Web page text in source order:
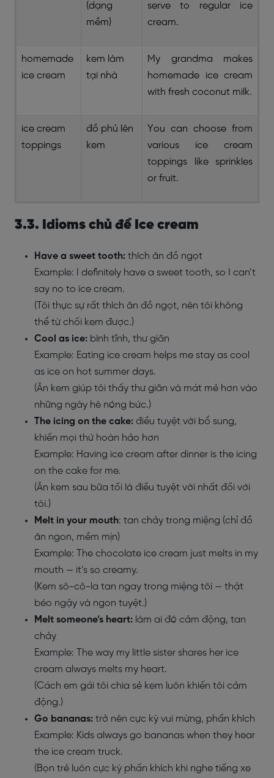
(dạng
mềm)
serve to regular ice
cream.
homemade
ice cream
kem làm
tại nhà
My grandma makes
homemade ice cream
with fresh coconut milk.
ice cream
toppings
đồ phủ lên
kem
You can choose from
various ice cream
toppings like sprinkles
or fruit.
3.3. Idioms chủ đề Ice cream
Have a sweet tooth: thích ăn đồ ngọt
Example: I definitely have a sweet tooth, so I can’t
say no to ice cream.
(Tôi thực sự rất thích ăn đồ ngọt, nên tôi không
thể từ chối kem được.)
Cool as ice: bình tĩnh, thư giãn
Example: Eating ice cream helps me stay as cool
as ice on hot summer days.
(Ăn kem giúp tôi thấy thư giãn và mát mẻ hơn vào
những ngày hè nóng bức.)
The icing on the cake: điều tuyệt vời bổ sung,
khiến mọi thứ hoàn hảo hơn
Example: Having ice cream after dinner is the icing
on the cake for me.
(Ăn kem sau bữa tối là điều tuyệt vời nhất đối với
tôi.)
Melt in your mouth: tan chảy trong miệng (chỉ đồ
ăn ngon, mềm mịn)
Example: The chocolate ice cream just melts in my
mouth — it’s so creamy.
(Kem sô-cô-la tan ngay trong miệng tôi — thật
béo ngậy và ngon tuyệt.)
Melt someone’s heart: làm ai đó cảm động, tan
chảy
Example: The way my little sister shares her ice
cream always melts my heart.
(Cách em gái tôi chia sẻ kem luôn khiến tôi cảm
động.)
Go bananas: trở nên cực kỳ vui mừng, phấn khích
Example: Kids always go bananas when they hear
the ice cream truck.
(Bọn trẻ luôn cực kỳ phấn khích khi nghe tiếng xe